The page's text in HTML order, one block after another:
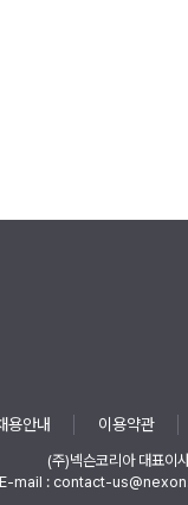
용안내 이용약관
(주)넥슨코리아 대표이
E-mail : contact-